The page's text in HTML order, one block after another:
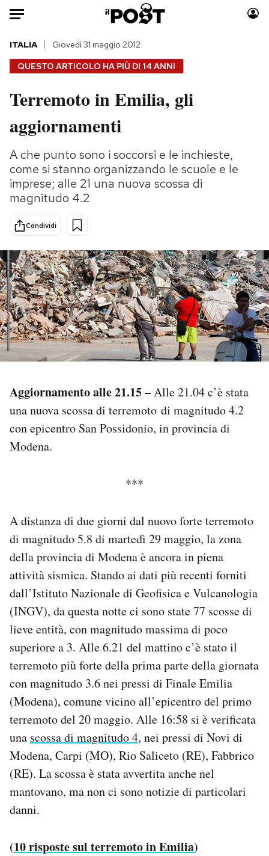
Auto
HOME
Italia
Politica
Tecnologia
Internet
Scienza
Cultura
Economia
Moda
Storie/Idee
Ok Boomer!
Media
PODCAST
NEWSLETTER
SHOP
CALENDARIO
Area Personale
Newsletter
Notifiche mobile
Regala il Post
Hai bisogno di aiuto?
Esci
QUESTO ARTICOLO HA PIÙ DI 14 ANNI
ITALIA Giovedì 31 maggio 2012
Terremoto in Emilia, gli
aggiornamenti
A che punto sono i soccorsi e le inchieste,
come si stanno organizzando le scuole e le
imprese; alle 21 una nuova scossa di
magnitudo 4.2
Condividi
Aggiornamento alle 21.15 –Alle 21.04 c’è stata
una nuova scossa di terremoto di magnitudo 4.2
con epicentro San Possidonio, in provincia di
Modena.
***
A distanza di due giorni dal nuovo forte terremoto
di magnitudo 5.8 di martedì 29 maggio, la zona
della provincia di Modena è ancora in piena
attività sismica. Stando ai dati più recenti forniti
dall’Istituto Nazionale di Geofisica e Vulcanologia
(INGV), da questa notte ci sono state 77 scosse di
lieve entità, con magnitudo massima di poco
superiore a 3. Alle 6.21 del mattino c’è stato il
terremoto più forte della prima parte della giornata
con magnitudo 3.6 nei pressi di Finale Emilia
(Modena), comune vicino all’epicentro del primo
terremoto del 20 maggio. Alle 16:58 si è verificata
una scossa di magnitudo 4, nei pressi di Novi di
Modena, Carpi (MO), Rio Saliceto (RE), Fabbrico
(RE). La scossa è stata avvertita anche nel
mantovano, ma non ci sono notizie di particolari
danni.
(10 risposte sul terremoto in Emilia)